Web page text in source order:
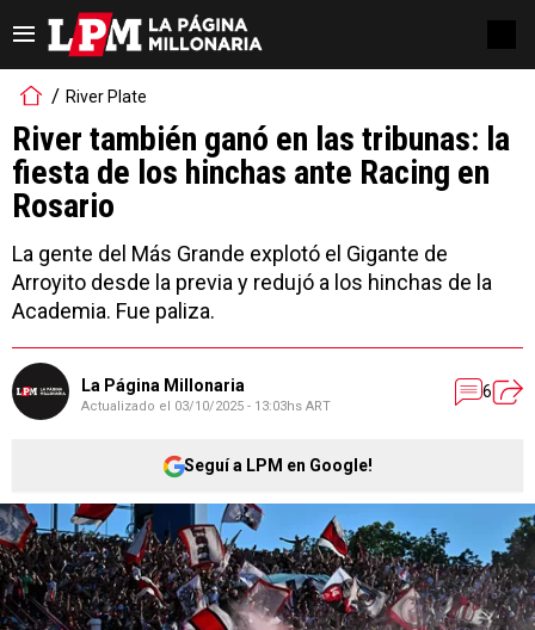
River Plate
River también ganó en las tribunas: la
fiesta de los hinchas ante Racing en
Rosario
La gente del Más Grande explotó el Gigante de
Arroyito desde la previa y redujó a los hinchas de la
Academia. Fue paliza.
La Página Millonaria
Actualizado el 03/10/2025 - 13:03hs ART
6
Seguí a LPM en Google!